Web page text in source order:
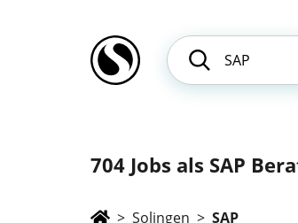
704 Jobs als SAP
> Solingen > SAP